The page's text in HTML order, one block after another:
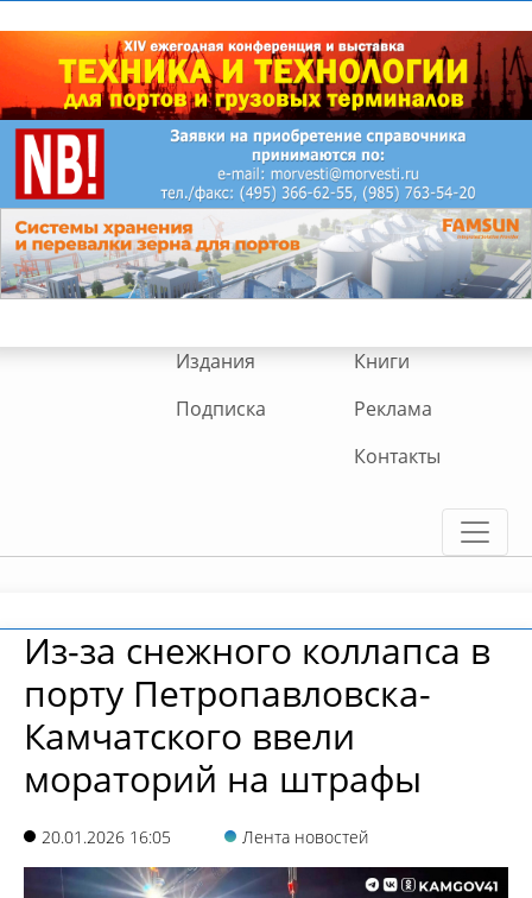
Издания
Книги
Подписка
Реклама
Контакты
Из-за снежного коллапса в
порту Петропавловска-
Камчатского ввели
мораторий на штрафы
20.01.2026 16:05 Лента новостей